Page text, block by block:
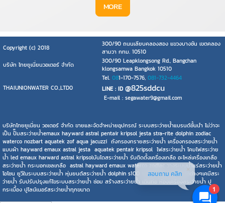
MORE
Copyright (c) 2018
300/90 ถนนเลียบคลองสอง แขวงบางชัน เขตคลอง
สามวา กทม. 10510
บริษัท ไทยยูเนี่ยนวอเตอร์ จำกัด
300/90 Leapklongsong Rd., Bangchan
klongsamwa Bangkok 10510
THAIUNIONWATER CO.,LTD0
Tel. 081-170-7576, 081-732-4464
LINE : ID @825sddcu
E-mail : segawater9@gmail.com
บริษัทไทยยูเนี่ยน วอเตอร์ จำกัด ขายและจัดจำหน่ายอุปกรณ์ ระบบสระว่ายน้ำแบรนด์ชั้นนำ ไม่ว่าจะ
เป็น ปั๊มสระว่ายน้ำemaux hayward astral pentair kripsol jesta stra-rite dolphin zodiac
waterco nozbart aquatek zof aqua jacuzzi ถังกรองทรายสระว่ายน้ำ เครื่องกรองสระว่ายน้ำ
แบบผ้า hayward emaux astral jesta aquatek pentair kripsol ไฟสระว่ายน้ำ โคมไฟสระว่าย
น้ำ led emaux harward astral kripsolบันไดสระว่ายน้ำ รับติดตั้งเครื่องเกลือ อะไหล่เครื่องเกลือ
สระว่ายน้ำ กระบอกเซลเกลือ astral hayward emaux waterco zodiac วางระบบน้ำแร่สระว่ายน้ำ
โอโซน ยูวีในระบบสระว่ายน้ำ หุ่นยนต์สระว่ายน้ำ dolphin s100 s200 hayward ยี่ห้อต่างๆเคมีสระ
ว่ายน้ำ รับปรับปรุงแก้ไขระบบสระว่ายน้ำ ซ่อม สร้างสระว่ายน้ำ เดินท่อ ห้องเครื่องสระว่ายน้ำ ปู
กระเบื้อง ปูไลน์เนอร์สระว่ายน้ำทุกขนาด
1
สอบถาม คลิก